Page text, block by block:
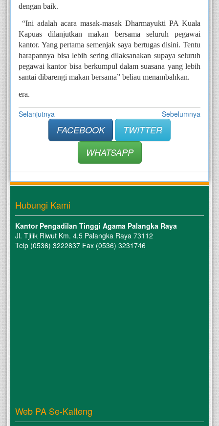
dengan baik.
“Ini adalah acara masak-masak Dharmayukti PA Kuala
Kapuas dilanjutkan makan bersama seluruh pegawai
kantor. Yang pertama semenjak saya bertugas disini. Tentu
harapannya bisa lebih sering dilaksanakan supaya seluruh
pegawai kantor bisa berkumpul dalam suasana yang lebih
santai dibarengi makan bersama” beliau menambahkan.
era.
Selanjutnya Sebelumnya
FACEBOOK
TWITTER
WHATSAPP
Hubungi Kami
Kantor Pengadilan Tinggi Agama Palangka Raya
Jl. Tjilik Riwut Km. 4.5 Palangka Raya 73112
Telp (0536) 3222837 Fax (0536) 3231746
Web PA Se-Kalteng